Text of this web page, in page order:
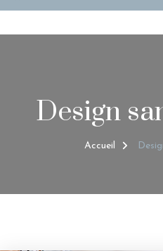
Design
Accueil